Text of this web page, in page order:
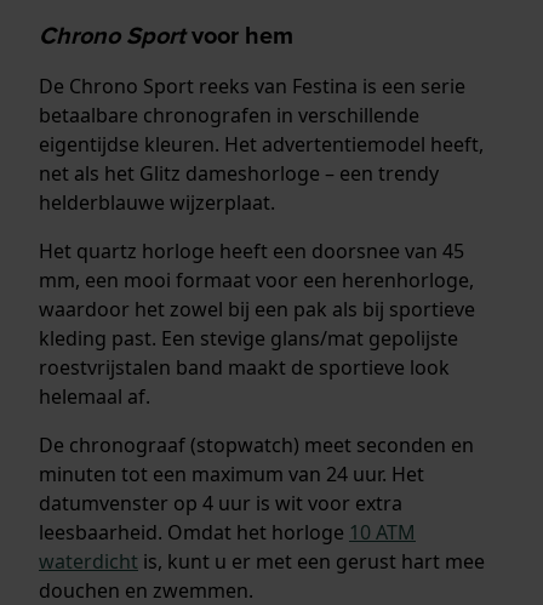
Chrono Sportvoor hem
De Chrono Sport reeks van Festina is een serie
betaalbare chronografen in verschillende
eigentijdse kleuren. Het advertentiemodel heeft,
net als het Glitz dameshorloge – een trendy
helderblauwe wijzerplaat.
Het quartz horloge heeft een doorsnee van 45
mm, een mooi formaat voor een herenhorloge,
waardoor het zowel bij een pak als bij sportieve
kleding past. Een stevige glans/mat gepolijste
roestvrijstalen band maakt de sportieve look
helemaal af.
De chronograaf (stopwatch) meet seconden en
minuten tot een maximum van 24 uur. Het
datumvenster op 4 uur is wit voor extra
leesbaarheid. Omdat het horloge 10 ATM
waterdicht is, kunt u er met een gerust hart mee
douchen en zwemmen.